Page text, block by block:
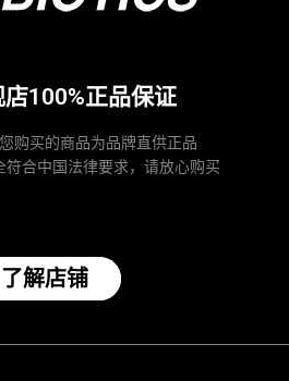
100%正品保证
购买的商品为品牌直供正品
符合中国法律要求，请放心购买
了解店铺